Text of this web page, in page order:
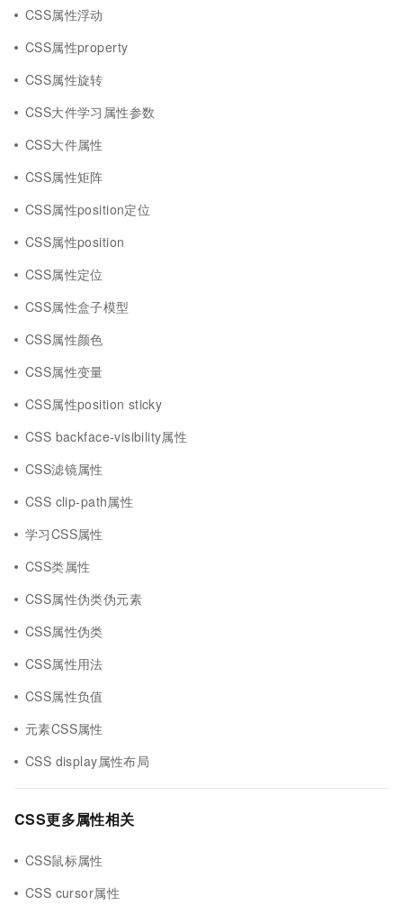
CSS属性浮动
CSS属性property
CSS属性旋转
CSS大件学习属性参数
CSS大件属性
CSS属性矩阵
CSS属性position定位
CSS属性position
CSS属性定位
CSS属性盒子模型
CSS属性颜色
CSS属性变量
CSS属性position sticky
CSS backface-visibility属性
CSS滤镜属性
CSS clip-path属性
学习CSS属性
CSS类属性
CSS属性伪类伪元素
CSS属性伪类
CSS属性用法
CSS属性负值
元素CSS属性
CSS display属性布局
CSS更多属性相关
CSS鼠标属性
CSS cursor属性